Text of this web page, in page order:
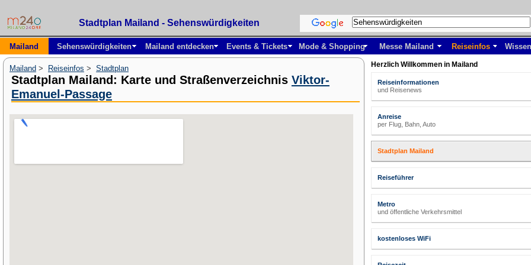
Stadtplan Mailand - Sehenswürdigkeiten
Mailand Sehenswürdigkeiten Mailand entdecken Events & Tickets Mode & Shopping Messe Mailand Reiseinfos
Mailand > Reiseinfos > Stadtplan
Stadtplan Mailand: Karte und Straßenverzeichnis Viktor-
Emanuel-Passage
Herzlich Willkommen in Mailand
Reiseinformationen
und Reisenews
Anreise
per Flug, Bahn, Auto
Stadtplan Mailand
Reiseführer
Metro
und öffentliche Verkehrsmittel
kostenloses WiFi